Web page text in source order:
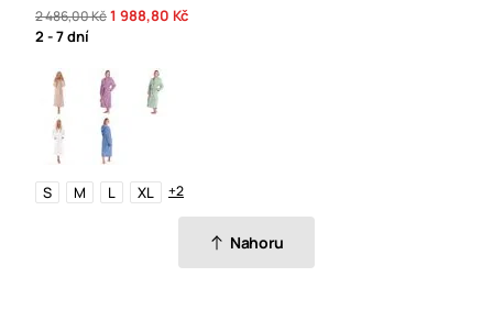
2 486,00 Kč1 988,80 Kč
2 - 7 dní
S M L XL +2
Nahoru